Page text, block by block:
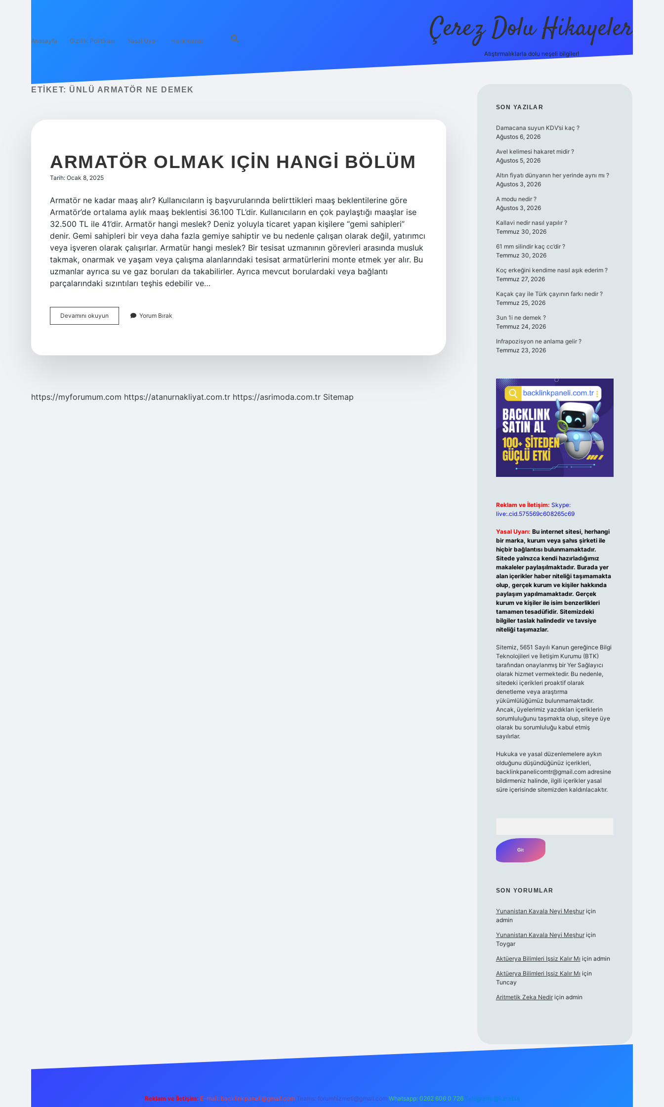
Anasayfa Gizlilik Politikası Yasal Uyarı Hakkımızda Çerez Dolu Hikayeler
Atıştırmalıklarla dolu neşeli bilgiler!
ETIKET: ÜNLÜ ARMATÖR NE DEMEK
ARMATÖR OLMAK IÇIN HANGI BÖLÜM
Tarih: Ocak 8, 2025
Armatör ne kadar maaş alır? Kullanıcıların iş başvurularında belirttikleri maaş beklentilerine göre
Armatör’de ortalama aylık maaş beklentisi 36.100 TL’dir. Kullanıcıların en çok paylaştığı maaşlar ise
32.500 TL ile 41’dir. Armatör hangi meslek? Deniz yoluyla ticaret yapan kişilere “gemi sahipleri”
denir. Gemi sahipleri bir veya daha fazla gemiye sahiptir ve bu nedenle çalışan olarak değil, yatırımcı
veya işveren olarak çalışırlar. Armatür hangi meslek? Bir tesisat uzmanının görevleri arasında musluk
takmak, onarmak ve yaşam veya çalışma alanlarındaki tesisat armatürlerini monte etmek yer alır. Bu
uzmanlar ayrıca su ve gaz boruları da takabilirler. Ayrıca mevcut borulardaki veya bağlantı
parçalarındaki sızıntıları teşhis edebilir ve…
Devamını okuyun
Olmak
Yorum Bırak
https://myforumum.com https://atanurnakliyat.com.tr https://asrimoda.com.tr Sitemap
SIDEBAR
SON YAZILAR
Damacana suyun KDV’si kaç ?
Ağustos 6, 2026
Avel kelimesi hakaret midir ?
Ağustos 5, 2026
Altın fiyatı dünyanın her yerinde aynı mı ?
Ağustos 3, 2026
A modu nedir ?
Ağustos 3, 2026
Kallavi nedir nasıl yapılır ?
Temmuz 30, 2026
61 mm silindir kaç cc’dir ?
Temmuz 30, 2026
Koç erkeğini kendime nasıl aşık ederim ?
Temmuz 27, 2026
Kaçak çay ile Türk çayının farkı nedir ?
Temmuz 25, 2026
3un 1i ne demek ?
Temmuz 24, 2026
Infrapozisyon ne anlama gelir ?
Temmuz 23, 2026
Reklam ve İletişim: Skype:
live:.cid.575569c608265c69
Yasal Uyarı: Bu internet sitesi, herhangi
bir marka, kurum veya şahıs şirketi ile
hiçbir bağlantısı bulunmamaktadır.
Sitede yalnızca kendi hazırladığımız
makaleler paylaşılmaktadır. Burada yer
alan içerikler haber niteliği taşımamakta
olup, gerçek kurum ve kişiler hakkında
paylaşım yapılmamaktadır. Gerçek
kurum ve kişiler ile isim benzerlikleri
tamamen tesadüfidir. Sitemizdeki
bilgiler taslak halindedir ve tavsiye
niteliği taşımazlar.
Sitemiz, 5651 Sayılı Kanun gereğince Bilgi
Teknolojileri ve İletişim Kurumu (BTK)
tarafından onaylanmış bir Yer Sağlayıcı
olarak hizmet vermektedir. Bu nedenle,
sitedeki içerikleri proaktif olarak
denetleme veya araştırma
yükümlülüğümüz bulunmamaktadır.
Ancak, üyelerimiz yazdıkları içeriklerin
sorumluluğunu taşımakta olup, siteye üye
olarak bu sorumluluğu kabul etmiş
sayılırlar.
Hukuka ve yasal düzenlemelere aykırı
olduğunu düşündüğünüz içerikleri,
backlinkpanelicomtr@gmail.comadresine
bildirmeniz halinde, ilgili içerikler yasal
süre içerisinde sitemizden kaldırılacaktır.
SON YORUMLAR
Yunanistan Kavala Neyi Meşhuriçin
admin
Yunanistan Kavala Neyi Meşhuriçin
Toygar
Aktüerya Bilimleri Işsiz Kalır Mı için admin
Aktüerya Bilimleri Işsiz Kalır Mı için
Tuncay
Aritmetik Zeka Nediriçin admin
Reklam ve İletişim: E-mail: backlinkpaneli@gmail.com Teams: forumhizmeti@gmail.com Whatsapp: 0262 606 0 726 Telegram: @karabul